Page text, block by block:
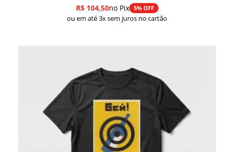
R$104,50no Pix 5% OFF
ou em até 3x sem juros no cartão